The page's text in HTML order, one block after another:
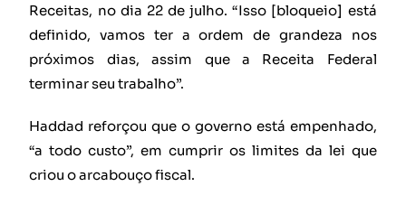
Receitas, no dia 22 de julho. “Isso [bloqueio] está
definido, vamos ter a ordem de grandeza nos
próximos dias, assim que a Receita Federal
terminar seu trabalho”.
Haddad reforçou que o governo está empenhado,
“a todo custo”, em cumprir os limites da lei que
criou o arcabouço fiscal.